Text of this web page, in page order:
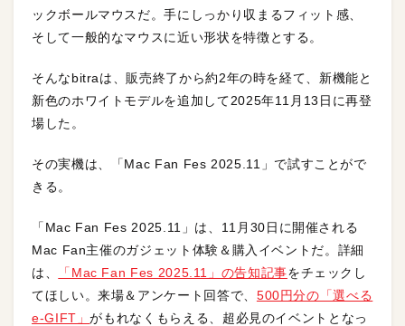
ックボールマウスだ。手にしっかり収まるフィット感、
そして一般的なマウスに近い形状を特徴とする。
そんなbitraは、販売終了から約2年の時を経て、新機能と
新色のホワイトモデルを追加して2025年11月13日に再登
場した。
その実機は、「Mac Fan Fes 2025.11」で試すことがで
きる。
「Mac Fan Fes 2025.11」は、11月30日に開催される
Mac Fan主催のガジェット体験＆購入イベントだ。詳細
は、
「Mac Fan Fes 2025.11」の告知記事をチェックし
てほしい。来場＆アンケート回答で、 500円分の「選べる
e-GIFT」がもれなくもらえる、超必見のイベントとなっ